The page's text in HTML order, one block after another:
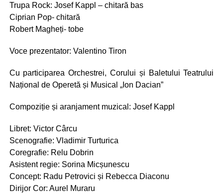
Trupa Rock: Josef Kappl – chitară bas
Ciprian Pop- chitară
Robert Magheți- tobe
Voce prezentator: Valentino Tiron
Cu participarea Orchestrei, Corului și Baletului Teatrului
Național de Operetă și Musical „Ion Dacian”
Compoziție și aranjament muzical: Josef Kappl
Libret: Victor Cârcu
Scenografie: Vladimir Turturica
Coregrafie: Relu Dobrin
Asistent regie: Sorina Micșunescu
Concept: Radu Petrovici și Rebecca Diaconu
Dirijor Cor: Aurel Muraru